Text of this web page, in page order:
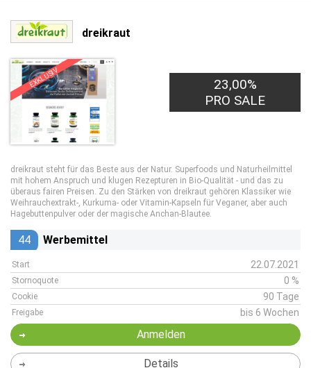
dreikraut
EXKLUSIV
23,00%
PRO SALE
dreikraut steht für das Beste aus der Natur. Superfoods und Naturheilmittel
mit hohem Anspruch und klugen Rezepturen in Bio-Qualität - und das zu
überaus fairen Preisen. Zu den Stärken von dreikraut gehören Klassiker wie
Weihrauchextrakt-, Kurkuma- oder Vitamin-Kapseln für Veganer, aber auch
Hagebuttenpulver oder der magische Anchan-Blautee.
44 Werbemittel
Start 22.07.2021
Stornoquote 0 %
Cookie 90 Tage
Freigabe bis 6 Wochen
Anmelden
Details